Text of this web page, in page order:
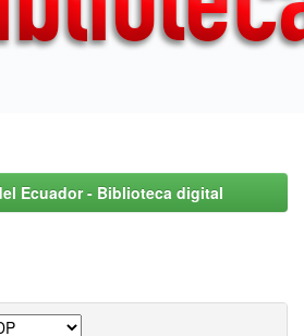
Ecuador - Biblioteca digital